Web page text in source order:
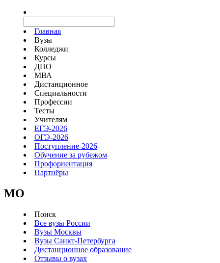
Главная
Вузы
Колледжи
Курсы
ДПО
МВА
Дистанционное
Специальности
Профессии
Тесты
Учителям
ЕГЭ-2026
ОГЭ-2026
Поступление-2026
Обучение за рубежом
Профориентация
Партнёры
MO
Поиск
Все вузы России
Вузы Москвы
Вузы Санкт-Петербурга
Дистанционное образование
Отзывы о вузах